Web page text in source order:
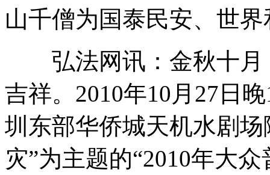
山千僧为国泰民安、世
弘法网讯：金秋十月
吉祥。2010年10月27日
圳东部华侨城天机水剧
灾”为主题的“2010年大